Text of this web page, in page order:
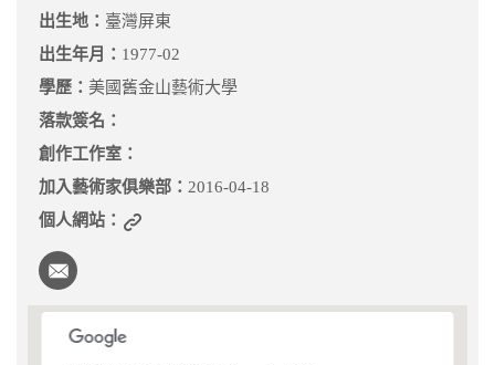
出生地： 臺灣屏東
出生年月： 1977-02
學歷： 美國舊金山藝術大學
落款簽名：
創作工作室：
加入藝術家俱樂部： 2016-04-18
個人網站：